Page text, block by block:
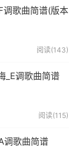
调歌曲简谱(版本
阅读(143)
_E调歌曲简谱
阅读(115)
调歌曲简谱